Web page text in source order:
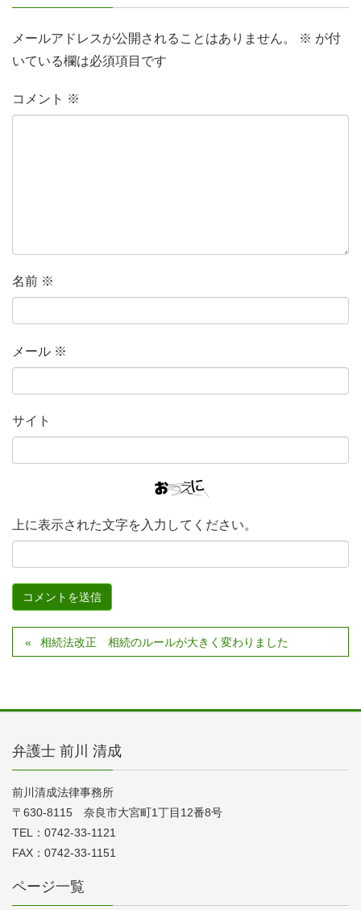
メールアドレスが公開されることはありません。 ※ が付
いている欄は必須項目です
コメント ※
名前 ※
メール ※
サイト
上に表示された文字を入力してください。
相続法改正 相続のルールが大きく変わりました
弁護士 前川 清成
前川清成法律事務所
〒630-8115 奈良市大宮町1丁目12番8号
TEL：0742-33-1121
FAX：0742-33-1151
ページ一覧